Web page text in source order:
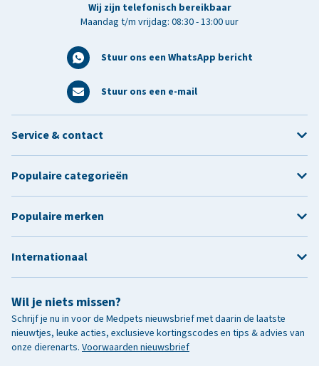
Wij zijn telefonisch bereikbaar
Maandag t/m vrijdag: 08:30 - 13:00 uur
Stuur ons een WhatsApp bericht
Stuur ons een e-mail
Wil je niets missen?
Schrijf je nu in voor de Medpets nieuwsbrief met daarin de laatste
nieuwtjes, leuke acties, exclusieve kortingscodes en tips & advies van
onze dierenarts. Voorwaarden nieuwsbrief
Service & contact
Populaire categorieën
Populaire merken
Internationaal